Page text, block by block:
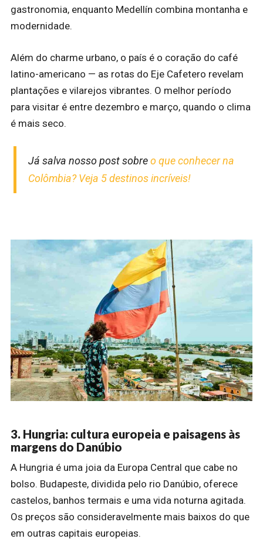
gastronomia, enquanto Medellín combina montanha e
modernidade.
Além do charme urbano, o país é o coração do café
latino-americano — as rotas do Eje Cafetero revelam
plantações e vilarejos vibrantes. O melhor período
para visitar é entre dezembro e março, quando o clima
é mais seco.
Já salva nosso post sobreo que conhecer na
Colômbia? Veja 5 destinos incríveis!
3. Hungria: cultura europeia e paisagens às
margens do Danúbio
A Hungria é uma joia da Europa Central que cabe no
bolso. Budapeste, dividida pelo rio Danúbio, oferece
castelos, banhos termais e uma vida noturna agitada.
Os preços são consideravelmente mais baixos do que
em outras capitais europeias.